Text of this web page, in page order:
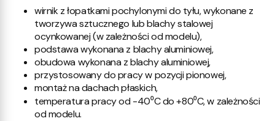
wirnik z łopatkami pochylonymi do tyłu, wykonane z
tworzywa sztucznego lub blachy stalowej
ocynkowanej (w zależności od modelu),
podstawa wykonana z blachy aluminiowej,
obudowa wykonana z blachy aluminiowej,
przystosowany do pracy w pozycji pionowej,
montaż na dachach płaskich,
temperatura pracy od -40⁰C do +80⁰C, w zależności
od modelu.